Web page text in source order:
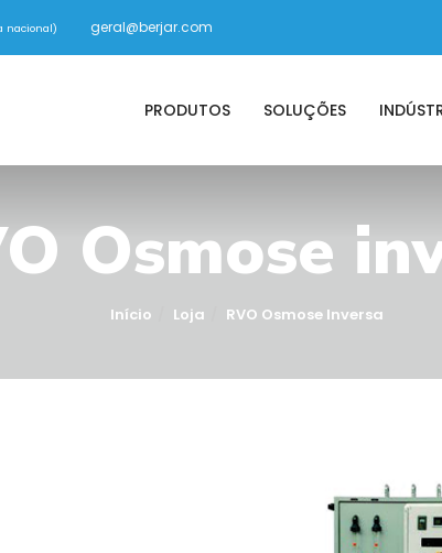
nacional) geral@berjar.com
PRODUTOS SOLUÇÕES
Osmose
Início Loja RVO Osmose Inversa